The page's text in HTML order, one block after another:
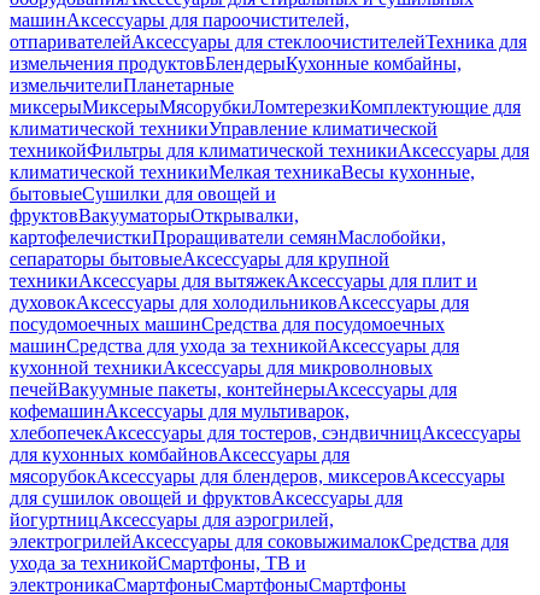
машинАксессуары для пароочистителей,
отпаривателейАксессуары для стеклоочистителейТехника для
измельчения продуктовБлендерыКухонные комбайны,
измельчителиПланетарные
миксерыМиксерыМясорубкиЛомтерезкиКомплектующие для
климатической техникиУправление климатической
техникойФильтры для климатической техникиАксессуары для
климатической техникиМелкая техникаВесы кухонные,
бытовыеСушилки для овощей и
фруктовВакууматорыОткрывалки,
картофелечисткиПроращиватели семянМаслобойки,
сепараторы бытовыеАксессуары для крупной
техникиАксессуары для вытяжекАксессуары для плит и
духовокАксессуары для холодильниковАксессуары для
посудомоечных машинСредства для посудомоечных
машинСредства для ухода за техникойАксессуары для
кухонной техникиАксессуары для микроволновых
печейВакуумные пакеты, контейнерыАксессуары для
кофемашинАксессуары для мультиварок,
хлебопечекАксессуары для тостеров, сэндвичницАксессуары
для кухонных комбайновАксессуары для
мясорубокАксессуары для блендеров, миксеровАксессуары
для сушилок овощей и фруктовАксессуары для
йогуртницАксессуары для аэрогрилей,
электрогрилейАксессуары для соковыжималокСредства для
ухода за техникойСмартфоны, ТВ и
электроникаСмартфоныСмартфоныСмартфоны